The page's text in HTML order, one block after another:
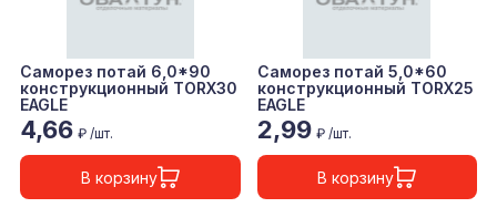
Саморез потай 6,0*90
конструкционный TORX30
EAGLE
4,66 ₽ /шт.
В корзину
Саморез потай 5,0*60
конструкционный TORX25
EAGLE
2,99 ₽ /шт.
В корзину